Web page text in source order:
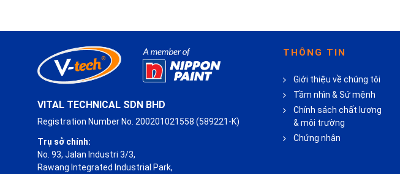
VITAL TECHNICAL SDN BHD
Registration Number No. 200201021558 (589221-K)
Trụ sở chính:
No. 93, Jalan Industri 3/3,
Rawang Integrated Industrial Park,
THÔNG TIN
Giới thiệu về chúng tôi
Tầm nhìn & Sứ mệnh
Chính sách chất lượng
& môi trường
Chứng nhận